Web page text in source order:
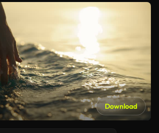
Download